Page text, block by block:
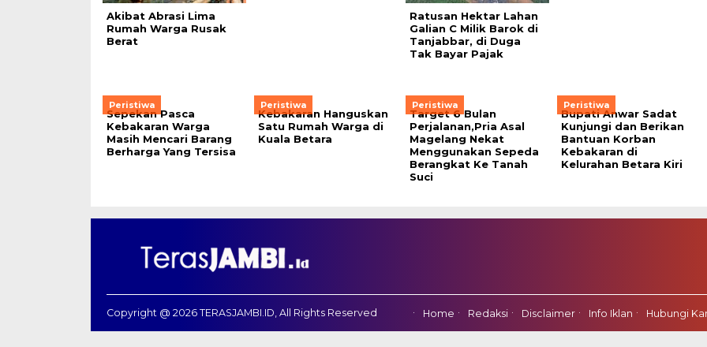
Akibat Abrasi Lima
Rumah Warga Rusak
Berat
Ratusan Hektar Lahan
Galian C Milik Barok di
Tanjabbar, di Duga
Tak Bayar Pajak
Peristiwa
Sepekan Pasca
Kebakaran Warga
Masih Mencari Barang
Berharga Yang Tersisa
Peristiwa
Kebakaran Hanguskan
Satu Rumah Warga di
Kuala Betara
Peristiwa
Target 6 Bulan
Perjalanan,Pria Asal
Magelang Nekat
Menggunakan Sepeda
Berangkat Ke Tanah
Suci
Peristiwa
Bupati Anwar Sadat
Kunjungi dan Berikan
Bantuan Korban
Kebakaran di
Kelurahan Betara Kiri
Copyright @ 2026 TERASJAMBI.ID, All Rights Reserved Home Redaksi Disclaimer Info Iklan Hubungi